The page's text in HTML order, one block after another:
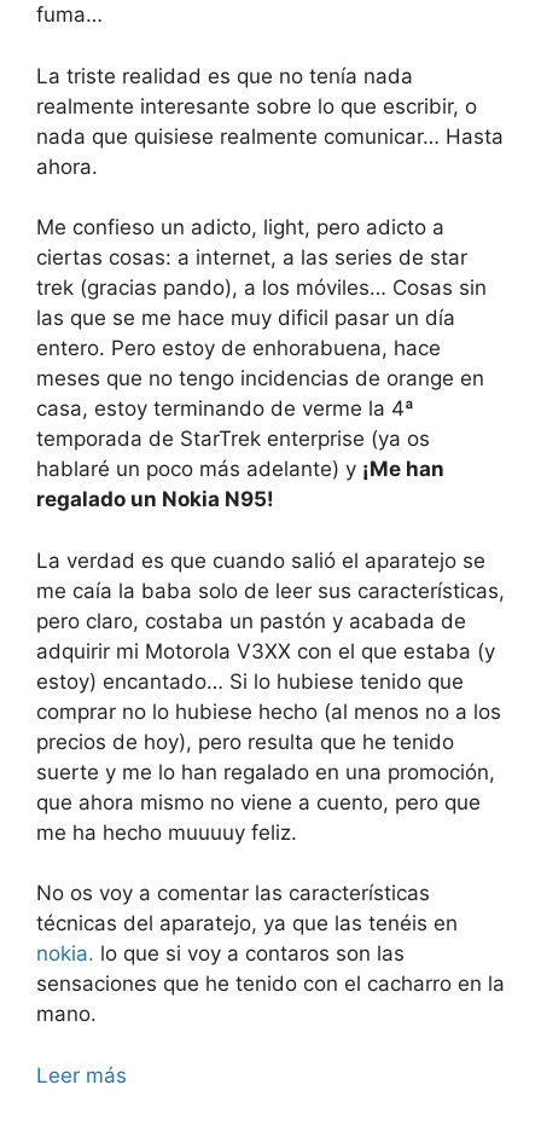
fuma…
La triste realidad es que no tenía nada
realmente interesante sobre lo que escribir, o
nada que quisiese realmente comunicar… Hasta
ahora.
Me confieso un adicto, light, pero adicto a
ciertas cosas: a internet, a las series de star
trek (gracias pando), a los móviles… Cosas sin
las que se me hace muy dificil pasar un día
entero. Pero estoy de enhorabuena, hace
meses que no tengo incidencias de orange en
casa, estoy terminando de verme la 4ª
temporada de StarTrek enterprise (ya os
hablaré un poco más adelante) y ¡Me han
regalado un Nokia N95!
La verdad es que cuando salió el aparatejo se
me caía la baba solo de leer sus características,
pero claro, costaba un pastón y acabada de
adquirir mi Motorola V3XX con el que estaba (y
estoy) encantado… Si lo hubiese tenido que
comprar no lo hubiese hecho (al menos no a los
precios de hoy), pero resulta que he tenido
suerte y me lo han regalado en una promoción,
que ahora mismo no viene a cuento, pero que
me ha hecho muuuuy feliz.
No os voy a comentar las características
técnicas del aparatejo, ya que las tenéis en
nokia. lo que si voy a contaros son las
sensaciones que he tenido con el cacharro en la
mano.
Leer más